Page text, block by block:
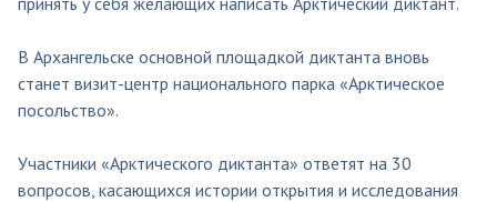
В Архангельске основной площадкой диктанта вновь
станет визит-центр национального парка «Арктическое
посольство».
Участники «Арктического диктанта» ответят на 30
вопросов, касающихся истории открытия и исследования